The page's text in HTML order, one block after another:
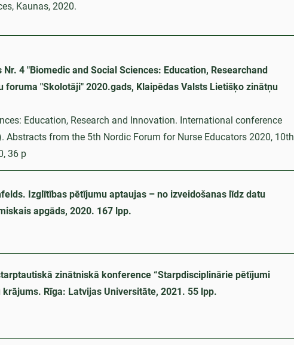
Kaunas, 2020.
4 "Biomedic and Social Sciences: Education, Researchand
foruma "Skolotāji" 2020.gads, Klaipēdas Valsts Lietišķo zinātņu
Education, Research and Innovation. International conference
Abstracts from the 5th Nordic Forum for Nurse Educators 2020, 10th
36 p
Izglītības pētījumu aptaujas – no izveidošanas līdz datu
apgāds, 2020. 167 lpp.
zinātniskā konference “Starpdisciplinārie pētījumi
Rīga: Latvijas Universitāte, 2021. 55 lpp.